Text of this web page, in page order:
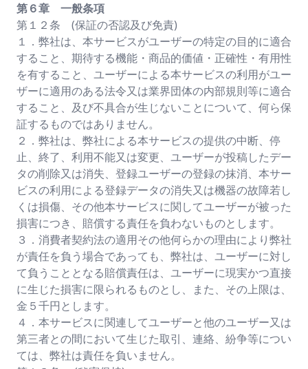
第６章 一般条項
第１２条 (保証の否認及び免責)
１．弊社は、本サービスがユーザーの特定の目的に適合
すること、期待する機能・商品的価値・正確性・有用性
を有すること、ユーザーによる本サービスの利用がユー
ザーに適用のある法令又は業界団体の内部規則等に適合
すること、及び不具合が生じないことについて、何ら保
証するものではありません。
２．弊社は、弊社による本サービスの提供の中断、停
止、終了、利用不能又は変更、ユーザーが投稿したデー
タの削除又は消失、登録ユーザーの登録の抹消、本サー
ビスの利用による登録データの消失又は機器の故障若し
くは損傷、その他本サービスに関してユーザーが被った
損害につき、賠償する責任を負わないものとします。
３．消費者契約法の適用その他何らかの理由により弊社
が責任を負う場合であっても、弊社は、ユーザーに対し
て負うこととなる賠償責任は、ユーザーに現実かつ直接
に生じた損害に限られるものとし、また、その上限は、
金５千円とします。
４．本サービスに関連してユーザーと他のユーザー又は
第三者との間において生じた取引、連絡、紛争等につい
ては、弊社は責任を負いません。